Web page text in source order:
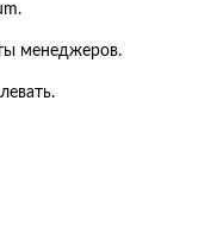
менеджеров.